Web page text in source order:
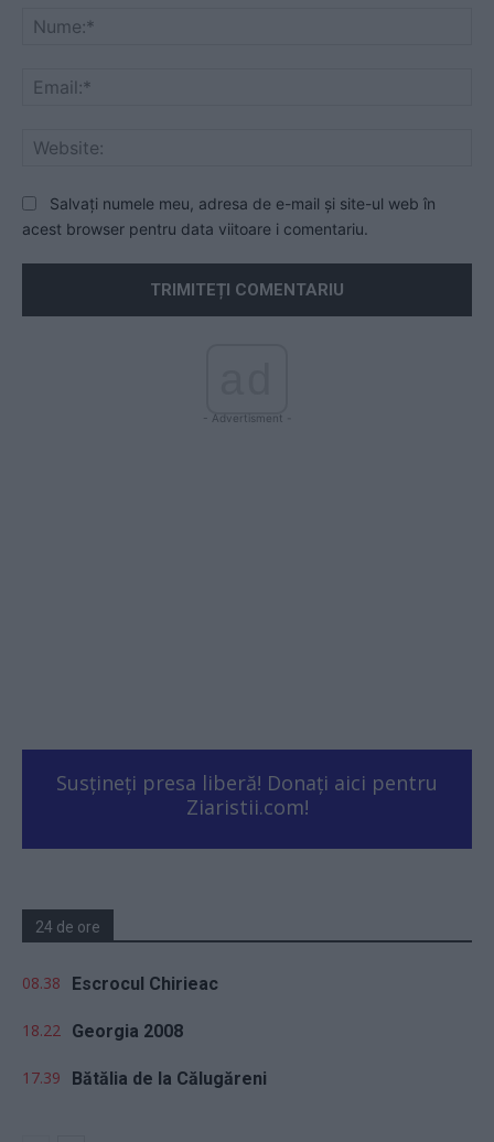
Salvați numele meu, adresa de e-mail și site-ul web în
acest browser pentru data viitoare i comentariu.
- Advertisment -
Susțineți presa liberă! Donați aici pentru
Ziaristii.com!
24 de ore
08.38 Escrocul Chirieac
18.22 Georgia 2008
17.39 Bătălia de la Călugăreni